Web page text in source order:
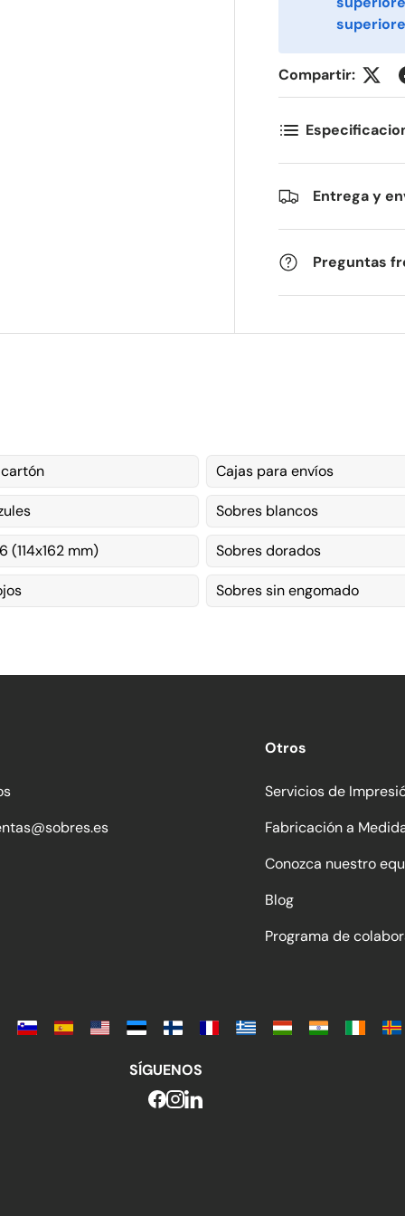
Compartir:
Entrega y
Preguntas
Cajas para envíos
Sobres blancos
(114x162 mm) Sobres dorados
Sobres sin engomado
Otros
Servicios de
Fabricación a
Conozca nuestro
Blog
Programa de
SÍGUENOS